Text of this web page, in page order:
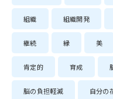
組織 組織開発
継続 縁 美
肯定的 育成
脳の負担軽減 自分の